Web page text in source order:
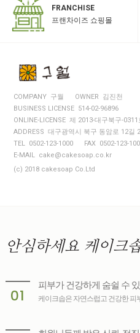
FRANCHISE
프랜차이즈 쇼핑몰
COMPANY 구월
OWNER 김진천
BUSINESS LICENSE 514-02-96896
ONLINE-LICENSE 제 2013-대구북구-0311
ADDRESS 대구광역시 북구 동암로 12길
TEL 0502-123-1000
FAX 0502-123-
E-MAIL cake@cakesoap.co.kr
(c) 2018 cakesoap Co.Ltd
안심하세요 케이크
01
피부가 건강하게 숨쉴 수
케이크솝은 자연스럽고 건강한 피